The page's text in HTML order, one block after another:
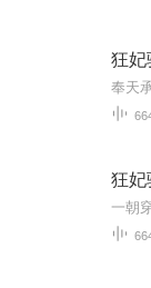
狂妃
狂妃